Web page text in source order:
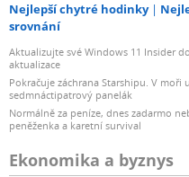
Nejlepší chytré hodinky
srovnání
Aktualizujte své Windows 11 Insider
aktualizace
Pokračuje záchrana Starshipu. V
sedmnáctipatrový panelák
Normálně za peníze, dnes zadarmo
peněženka a karetní survival
Ekonomika a byznys